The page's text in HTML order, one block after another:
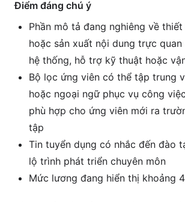
Điểm đáng chú ý
Phần mô tả đang nghiêng về
hoặc sản xuất nội dung trực
hệ thống, hỗ trợ kỹ thuật hoặc
Bộ lọc ứng viên có thể tập trung
hoặc ngoại ngữ phục vụ công
phù hợp cho ứng viên mới ra
tập
Tin tuyển dụng có nhắc đến đào
lộ trình phát triển chuyên môn
Mức lương đang hiển thị khoảng